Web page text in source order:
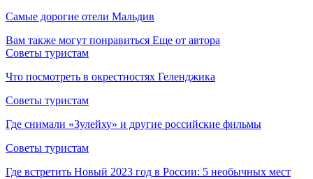
Самые дорогие отели Мальдив
Вам также могут понравиться Еще от автора
Советы туристам
Что посмотреть в окрестностях Геленджика
Советы туристам
Где снимали «Зулейху» и другие российские фильмы
Советы туристам
Где встретить Новый 2023 год в России: 5 необычных мест